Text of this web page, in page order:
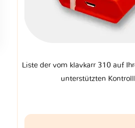
Liste der vom klavkarr 310 auf
unterstützten